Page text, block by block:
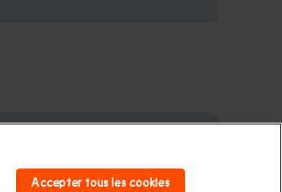
Circuit Magny Cours| Stage de
Accepter tous les cookies